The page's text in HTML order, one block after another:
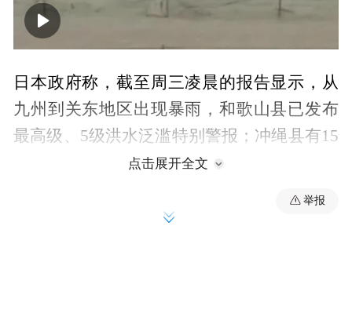
00:00
日本政府称，截至周三凌晨的报告显示，从
九州到关东地区出现暴雨，和歌山县已发布
最高级、5级洪水泛滥特别警报；冲绳县有15
人轻伤，6栋建筑物受损；目前共有约6万户
空及轮船停运；并收到道路积水、山体滑坡
点击展开全文
举报